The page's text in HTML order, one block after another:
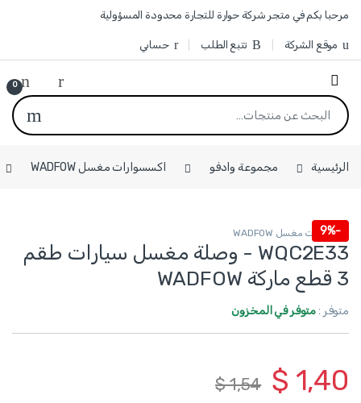
Skip to navigation
Skip to content
مرحبا بكم في متجر شركة حوارة للتجارة محدودة المسؤولية
موقع الشركة تتبع الطلب حسابي
0
البحث عن:
الرئيسية مجموعة وادفو اكسسوارات مغسل WADFOW
-
9%
اكسسوارات مغسل WADFOW
WQC2E33 - وصلة مغسل سيارات طقم
3 قطع ماركة WADFOW
متوفر :متوفر في المخزون
$ 1,40
$1,54